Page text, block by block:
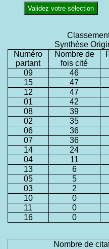
Validez votre sélection
Synthèse
Numéro
partant
Nombre de
fois cité
09
46
15
47
12
47
01
42
08
39
02
35
06
36
07
36
14
24
04
11
13
6
05
5
03
2
10
0
11
0
16
0
Nombre de